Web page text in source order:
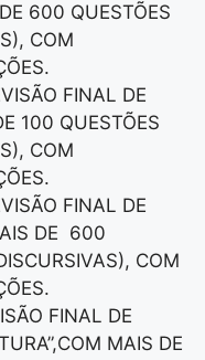
600 QUESTÕES
COM
FINAL DE
100 QUESTÕES
COM
FINAL DE
DE 600
COM
FINAL DE
MAIS DE